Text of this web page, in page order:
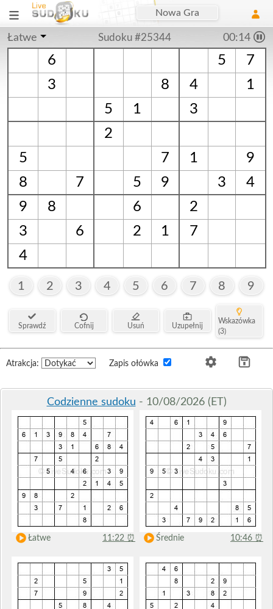
Nowa Gra
Łatwe Sudoku #25344 00:15
6 5
7
3
8 4
1
5
1
3
2
5
7 1
9
8
7 5 9 3
4
9
8 6
2
3
6 2 1
7
4
1 2 3 4 5 6 7 8 9
Sprawdź Cofnij Usuń Uzupełnij
Wskazówka
(3)
Atrakcja: Zapis ołówka
Codzienne sudoku - 10/08/2026 (ET)
Łatwe 11:22 ⏰ Średnie 10:46 ⏰